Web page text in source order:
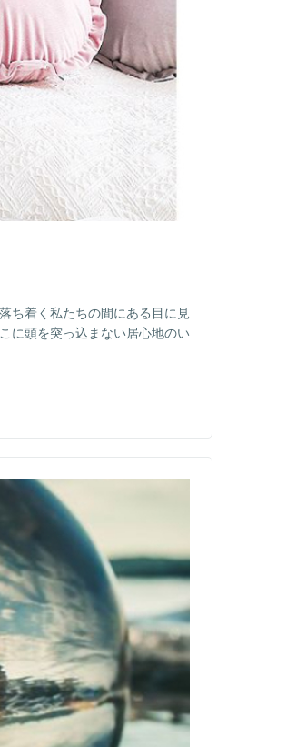
ち着く私たちの間にある目に見
に頭を突っ込まない居心地のい